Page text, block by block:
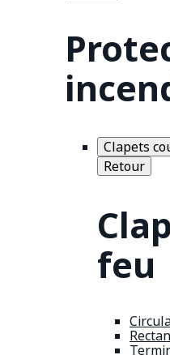
Clapets
Retour
feu